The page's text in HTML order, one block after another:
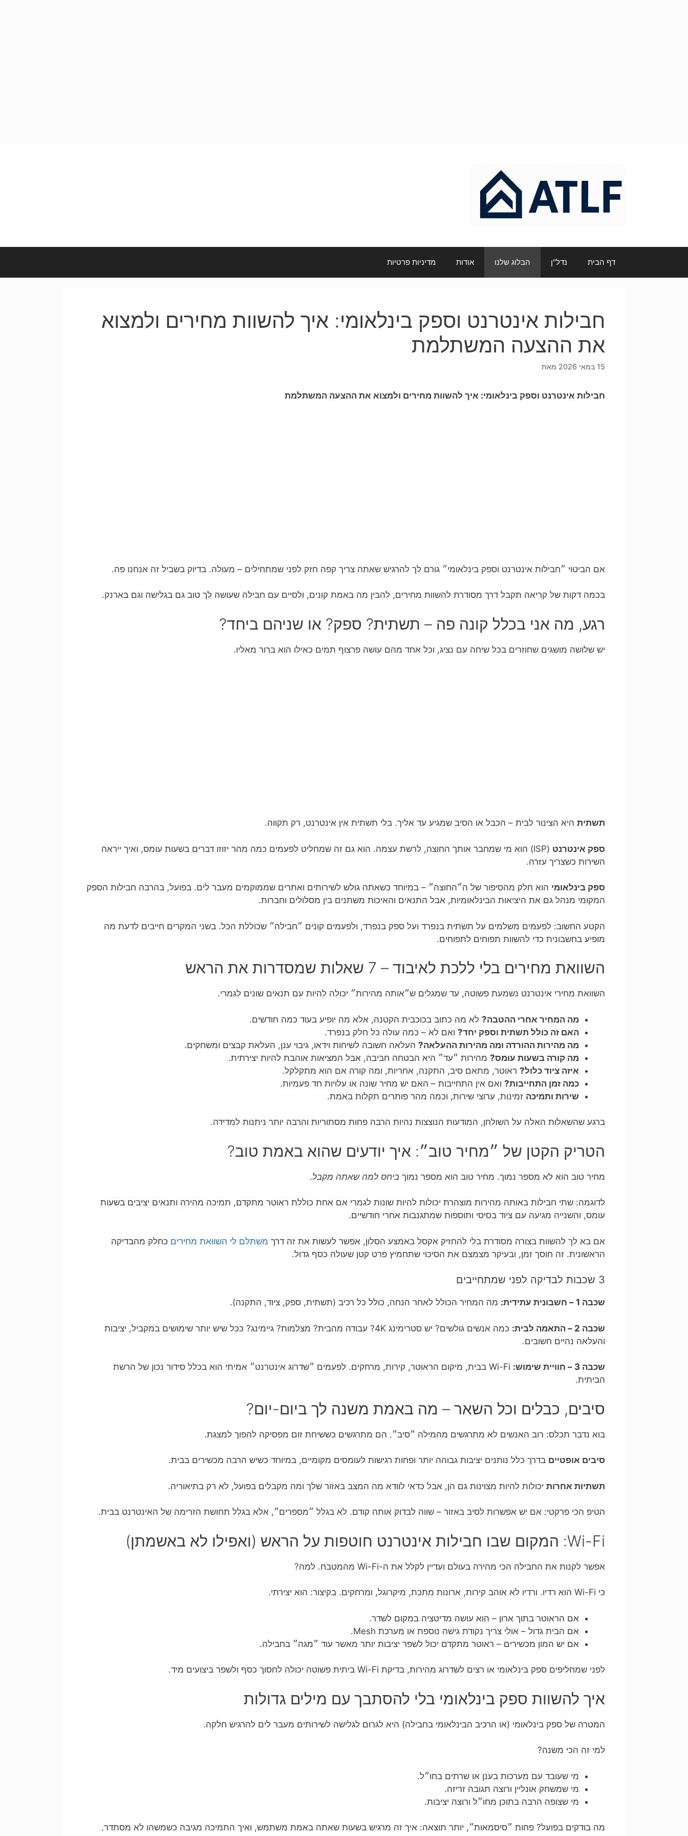
דף הבית נדל"ן הבלוג שלנו אודות מדיניות פרטיות
חבילות אינטרנט וספק בינלאומי: איך להשוות מחירים ולמצוא
את ההצעה המשתלמת
15 במאי 2026 מאת
חבילות אינטרנט וספק בינלאומי: איך להשוות מחירים ולמצוא את ההצעה המשתלמת
אם הביטוי ״חבילות אינטרנט וספק בינלאומי״ גורם לך להרגיש שאתה צריך קפה חזק לפני שמתחילים – מעולה. בדיוק בשביל זה אנחנו פה.
בכמה דקות של קריאה תקבל דרך מסודרת להשוות מחירים, להבין מה באמת קונים, ולסיים עם חבילה שעושה לך טוב גם בגלישה וגם בארנק.
רגע, מה אני בכלל קונה פה – תשתית? ספק? או שניהם ביחד?
יש שלושה מושגים שחוזרים בכל שיחה עם נציג, וכל אחד מהם עושה פרצוף תמים כאילו הוא ברור מאליו.
תשתית היא הצינור לבית – הכבל או הסיב שמגיע עד אליך. בלי תשתית אין אינטרנט, רק תקווה.
ספק אינטרנט
(ISP) הוא מי שמחבר אותך החוצה, לרשת עצמה. הוא גם זה שמחליט לפעמים כמה מהר יזוזו דברים בשעות עומס, ואיך ייראה
השירות כשצריך עזרה.
ספק בינלאומי הוא חלק מהסיפור של ה״החוצה״ – במיוחד כשאתה גולש לשירותים ואתרים שממוקמים מעבר לים. בפועל, בהרבה חבילות הספק
המקומי מנהל גם את היציאות הבינלאומיות, אבל התנאים והאיכות משתנים בין מסלולים וחברות.
הקטע החשוב: לפעמים משלמים על תשתית בנפרד ועל ספק בנפרד, ולפעמים קונים ״חבילה״ שכוללת הכל. בשני המקרים חייבים לדעת מה
מופיע בחשבונית כדי להשוות תפוחים לתפוחים.
השוואת מחירים בלי ללכת לאיבוד – 7 שאלות שמסדרות את הראש
השוואת מחירי אינטרנט נשמעת פשוטה, עד שמגלים ש״אותה מהירות״ יכולה להיות עם תנאים שונים לגמרי.
מה המחיר אחרי ההטבה? לא מה כתוב בכוכבית הקטנה, אלא מה יופיע בעוד כמה חודשים.
האם זה כולל תשתית וספק יחד? ואם לא – כמה עולה כל חלק בנפרד.
מה מהירות ההורדה ומה מהירות ההעלאה? העלאה חשובה לשיחות וידאו, גיבוי ענן, העלאת קבצים ומשחקים.
מה קורה בשעות עומס? מהירות ״עד״ היא הבטחה חביבה, אבל המציאות אוהבת להיות יצירתית.
איזה ציוד כלול? ראוטר, מתאם סיב, התקנה, אחריות, ומה קורה אם הוא מתקלקל.
כמה זמן התחייבות? ואם אין התחייבות – האם יש מחיר שונה או עלויות חד פעמיות.
שירות ותמיכה זמינות, ערוצי שירות, וכמה מהר פותרים תקלות באמת.
ברגע שהשאלות האלה על השולחן, המודעות הנוצצות נהיות הרבה פחות מסתוריות והרבה יותר ניתנות למדידה.
הטריק הקטן של ״מחיר טוב״: איך יודעים שהוא באמת טוב?
מחיר טוב הוא לא מספר נמוך. מחיר טוב הוא מספר נמוך ביחס למה שאתה מקבל.
לדוגמה: שתי חבילות באותה מהירות מוצהרת יכולות להיות שונות לגמרי אם אחת כוללת ראוטר מתקדם, תמיכה מהירה ותנאים יציבים בשעות
עומס, והשנייה מגיעה עם ציוד בסיסי ותוספות שמתגנבות אחרי חודשיים.
אם בא לך להשוות בצורה מסודרת בלי להחזיק אקסל באמצע הסלון, אפשר לעשות את זה דרך משתלם לי השוואת מחירים כחלק מהבדיקה
הראשונית. זה חוסך זמן, ובעיקר מצמצם את הסיכוי שתחמיץ פרט קטן שעולה כסף גדול.
3 שכבות לבדיקה לפני שמתחייבים
שכבה 1 – חשבונית עתידית: מה המחיר הכולל לאחר הנחה, כולל כל רכיב (תשתית, ספק, ציוד, התקנה).
שכבה 2 – התאמה לבית:
כמה אנשים גולשים? יש סטרימינג 4K? עבודה מהבית? מצלמות? גיימינג? ככל שיש יותר שימושים במקביל, יציבות
והעלאה נהיים חשובים.
שכבה 3 – חוויית שימוש:
Wi-Fi בבית, מיקום הראוטר, קירות, מרחקים. לפעמים ״שדרוג אינטרנט״ אמיתי הוא בכלל סידור נכון של הרשת
הביתית.
סיבים, כבלים וכל השאר – מה באמת משנה לך ביום-יום?
בוא נדבר תכלס: רוב האנשים לא מתרגשים מהמילה ״סיב״. הם מתרגשים כששיחת זום מפסיקה להפוך למצגת.
סיבים אופטיים בדרך כלל נותנים יציבות גבוהה יותר ופחות רגישות לעומסים מקומיים, במיוחד כשיש הרבה מכשירים בבית.
תשתיות אחרות יכולות להיות מצוינות גם הן, אבל כדאי לוודא מה המצב באזור שלך ומה מקבלים בפועל, לא רק בתיאוריה.
הטיפ הכי פרקטי: אם יש אפשרות לסיב באזור – שווה לבדוק אותה קודם. לא בגלל ״מספרים״, אלא בגלל תחושת הזרימה של האינטרנט בבית.
Wi-Fi: המקום שבו חבילות אינטרנט חוטפות על הראש (ואפילו לא באשמתן)
אפשר לקנות את החבילה הכי מהירה בעולם ועדיין לקלל את ה-Wi-Fi מהמטבח. למה?
כי Wi-Fi הוא רדיו. ורדיו לא אוהב קירות, ארונות מתכת, מיקרוגל, ומרחקים. בקיצור: הוא יצירתי.
אם הראוטר בתוך ארון – הוא עושה מדיטציה במקום לשדר.
אם הבית גדול – אולי צריך נקודת גישה נוספת או מערכת Mesh.
אם יש המון מכשירים – ראוטר מתקדם יכול לשפר יציבות יותר מאשר עוד ״מגה״ בחבילה.
לפני שמחליפים ספק בינלאומי או רצים לשדרוג מהירות, בדיקת Wi-Fi ביתית פשוטה יכולה לחסוך כסף ולשפר ביצועים מיד.
איך להשוות ספק בינלאומי בלי להסתבך עם מילים גדולות
המטרה של ספק בינלאומי (או הרכיב הבינלאומי בחבילה) היא לגרום לגלישה לשירותים מעבר לים להרגיש חלקה.
למי זה הכי משנה?
מי שעובד עם מערכות בענן או שרתים בחו״ל.
מי שמשחק אונליין ורוצה תגובה זריזה.
מי שצופה הרבה בתוכן מחו״ל ורוצה יציבות.
מה בודקים בפועל? פחות ״סיסמאות״, יותר תוצאה: איך זה מרגיש בשעות שאתה באמת משתמש, ואיך התמיכה מגיבה כשמשהו לא מסתדר.